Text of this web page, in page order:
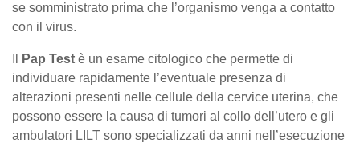
se somministrato prima che l’organismo venga a contatto
con il virus.
Pap Test è un esame citologico che permette di
individuare rapidamente l’eventuale presenza di
alterazioni presenti nelle cellule della cervice uterina, che
possono essere la causa di tumori al collo dell’utero e gli
ambulatori LILT sono specializzati da anni nell’esecuzione